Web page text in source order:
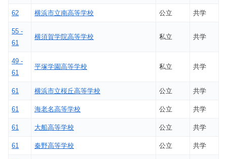
62 横浜市立南高等学校 公立 共学
55 -
61
横須賀学院高等学校 私立 共学
49 -
61
平塚学園高等学校 私立 共学
61 横浜市立桜丘高等学校 公立 共学
61 海老名高等学校 公立 共学
61 大船高等学校 公立 共学
61 秦野高等学校 公立 共学